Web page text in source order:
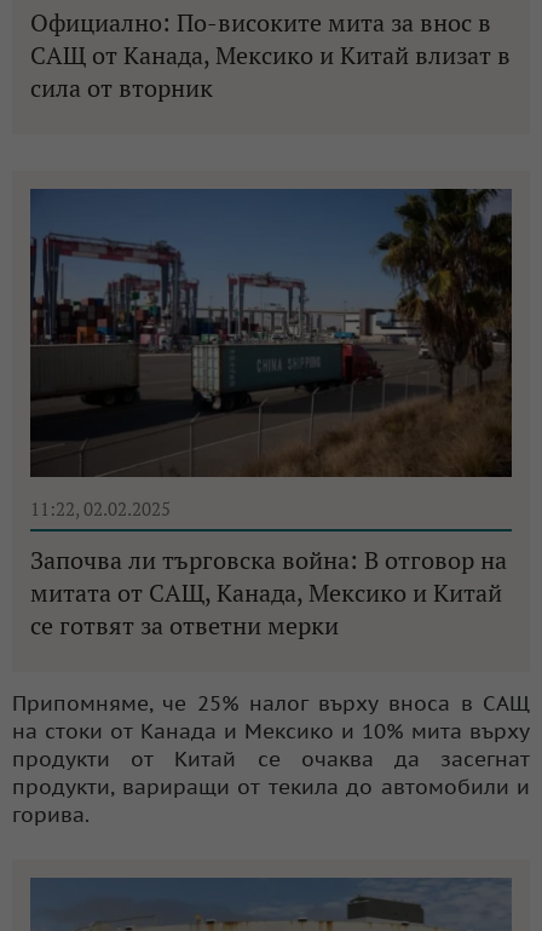
Официално: По-високите мита за внос в
САЩ от Канада, Мексико и Китай влизат в
сила от вторник
11:22, 02.02.2025
Започва ли търговска война: В отговор на
митата от САЩ, Канада, Мексико и Китай
се готвят за ответни мерки
Припомняме, че 25% налог върху вноса в САЩ
на стоки от Канада и Мексико и 10% мита върху
продукти от Китай се очаква да засегнат
продукти, вариращи от текила до автомобили и
горива.